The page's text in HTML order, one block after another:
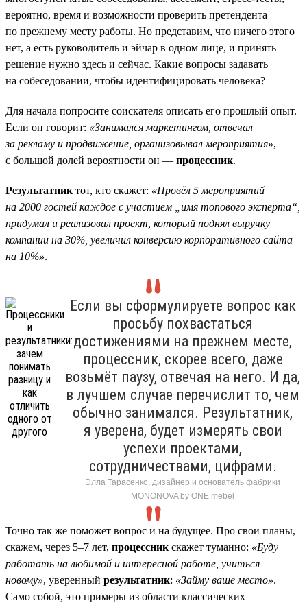
вероятно, время и возможности проверить претендента
по прежнему месту работы. Но представим, что ничего этого
нет, а есть руководитель и эйчар в одном лице, и принять
решение нужно здесь и сейчас. Какие вопросы задавать
на собеседовании, чтобы идентифицировать человека?
Для начала попросите соискателя описать его прошлый опыт.
Если он говорит: «Занимался маркетингом, отвечал
за рекламу и продвижение, организовывал мероприятия», —
с большой долей вероятности он — процессник.
Результатник тот, кто скажет: «Провёл 5 мероприятий
на 2000 гостей каждое с участием „имя топового эксперта“,
придумал и реализовал проект, который поднял выручку
компании на 30%, увеличил конверсию корпоративного сайта
на 10%».
Если вы сформулируете вопрос как
просьбу похвастаться
достижениями на прежнем месте,
процессник, скорее всего, даже
возьмёт паузу, отвечая на него. И да,
в лучшем случае перечислит то, чем
обычно занимался. Результатник,
я уверена, будет измерять свои
успехи проектами,
сотрудничествами, цифрами.
Элла Тарасенко, дизайнер и основатель фабрики
MONONOVA by ONE mebel
Точно так же поможет вопрос и на будущее. Про свои планы,
скажем, через 5–7 лет, процессник скажет туманно: «Буду
работать на любимой и интересной работе, учиться
новому», уверенный результатник: «Займу ваше место».
Само собой, это примеры из области классических